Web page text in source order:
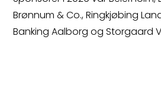
Brønnum & Co., Ringkjøbing
Banking Aalborg og Storgaard